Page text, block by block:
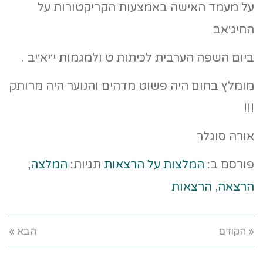
על מעמד האישה באמצעות הקריקטורות על
החיג׳אב
ביום השפה הערבית לכיתות ט ולמגמות י׳יא׳יב .
מומלץ בחום היה פשוט מדהים והנוער היה מרותק
!!!
אורה סוגלר
פורסם ב: המלצות על הרצאות תגיות: המלצה,
הרצאה, הרצאות
« הקודם הבא »